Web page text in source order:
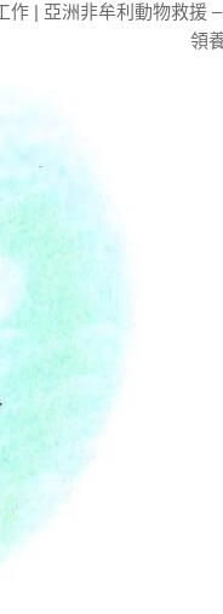
作 | 亞洲非牟利動物救援
領